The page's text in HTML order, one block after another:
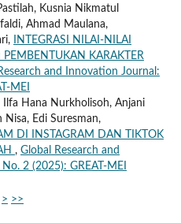
Kusnia Nikmatul
Ahmad Maulana,
INTEGRASI NILAI-NILAI
PEMBENTUKAN KARAKTER
and Innovation Journal:
MEI
Ilfa Hana Nurkholisoh, Anjani
Edi Suresman,
DI INSTAGRAM DAN TIKTOK
, Global Research and
2 (2025): GREAT-MEI
> >>